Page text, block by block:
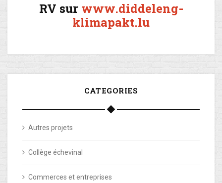
RV sur www.diddeleng-
klimapakt.lu
CATEGORIES
Autres projets
Collège échevinal
Commerces et entreprises